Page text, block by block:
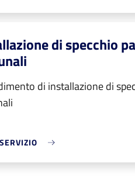
di specchio
di installazione di